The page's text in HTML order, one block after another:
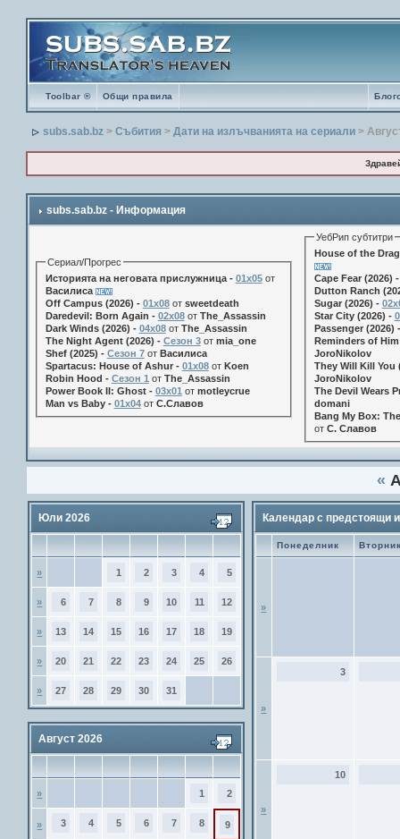
Toolbar ® Общи правила
subs.sab.bz >Събития >Дати на излъчванията на сериали >
subs.sab.bz - Информация
Сериал/Прогрес
Историята на неговата прислужница - 01х05от
Василиса
Off Campus (2026) - 01x08от sweetdeath
Daredevil: Born Again - 02x08от The_Assassin
Dark Winds (2026) - 04x08от The_Assassin
The Night Agent (2026) - Сезон 3от mia_one
Shef (2025) - Сезон 7от Василиса
Spartacus: House of Ashur - 01x08от Koen
Robin Hood - Сезон 1 от The_Assassin
Power Book II: Ghost - 03x01 от motleycrue
Man vs Baby - 01x04от С.Славов
УебРип субтитри
House of the
Cape Fear (2026)
Dutton Ranch
Sugar (2026) -
Star City (2026) -
Passenger (2026)
Reminders of
JoroNikolov
They Will Kill You
JoroNikolov
The Devil Wears
domani
Bang My Box:
от С. Славов
«
Юли 2026
» 1 2 3 4 5
» 6 7 8 9 10 11 12
» 13 14 15 16 17 18 19
» 20 21 22 23 24 25 26
» 27 28 29 30 31
Август 2026
» 1 2
» 3 4 5 6 7 8 9
Календар с предстоящи
Понеделник
»
»
3
»
10